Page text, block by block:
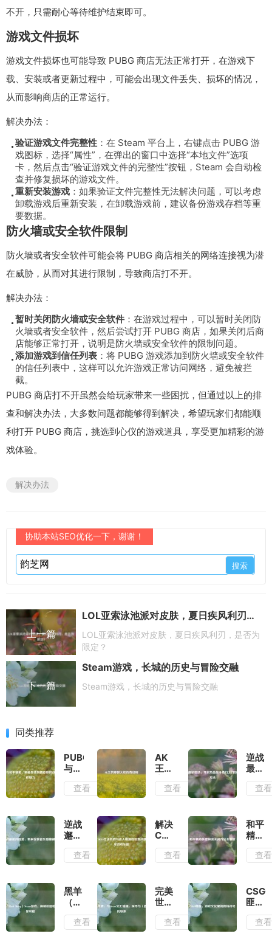
不开，只需耐心等待维护结束即可。
游戏文件损坏
游戏文件损坏也可能导致 PUBG 商店无法正常打开，在游戏下
载、安装或者更新过程中，可能会出现文件丢失、损坏的情况，
从而影响商店的正常运行。
解决办法：
验证游戏文件完整性 ：在 Steam 平台上，右键点击 PUBG 游
戏图标，选择“属性”，在弹出的窗口中选择“本地文件”选项
卡，然后点击“验证游戏文件的完整性”按钮，Steam 会自动检
查并修复损坏的游戏文件。
重新安装游戏 ：如果验证文件完整性无法解决问题，可以考虑
卸载游戏后重新安装，在卸载游戏前，建议备份游戏存档等重
要数据。
防火墙或安全软件限制
防火墙或者安全软件可能会将 PUBG 商店相关的网络连接视为潜
在威胁，从而对其进行限制，导致商店打不开。
解决办法：
暂时关闭防火墙或安全软件 ：在游戏过程中，可以暂时关闭防
火墙或者安全软件，然后尝试打开 PUBG 商店，如果关闭后商
店能够正常打开，说明是防火墙或安全软件的限制问题。
添加游戏到信任列表 ：将 PUBG 游戏添加到防火墙或安全软件
的信任列表中，这样可以允许游戏正常访问网络，避免被拦
截。
PUBG 商店打不开虽然会给玩家带来一些困扰，但通过以上的排
查和解决办法，大多数问题都能够得到解决，希望玩家们都能顺
利打开 PUBG 商店，挑选到心仪的游戏道具，享受更加精彩的游
戏体验。
解决办法
协助本站SEO优化一下，谢谢！
上一篇
LOL亚索泳池派对皮肤，夏日疾风利刃，是否为限定？
LOL亚索泳池派对皮肤，夏日疾风利刃，是否为
限定？
下一篇
Steam游戏，长城的历史与冒险交融
Steam游戏，长城的历史与冒险交融
同类推荐
PUBG
与和
平精
英，
风情
皮肤
场别
样魅
查看
AK
王的
穿越
火线
查看
逆战
最早
猎
场，
战斗
奇幻
及进
入方
查看
逆战
邂逅
冯提
莫，
音乐
碰撞
查看
解决
COD16
无法
转向
准线
设置
题，
畅享
查看
和平
精英
快捷
换装
全解
析
查看
黑羊
（Black
Sheep）
Steam
查看
完美
世
界，
查看
CSGO
匪
标，
游戏
查看